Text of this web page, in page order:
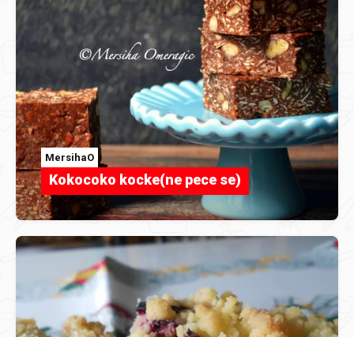
MersihaO
Kokocoko kocke(ne pece se)